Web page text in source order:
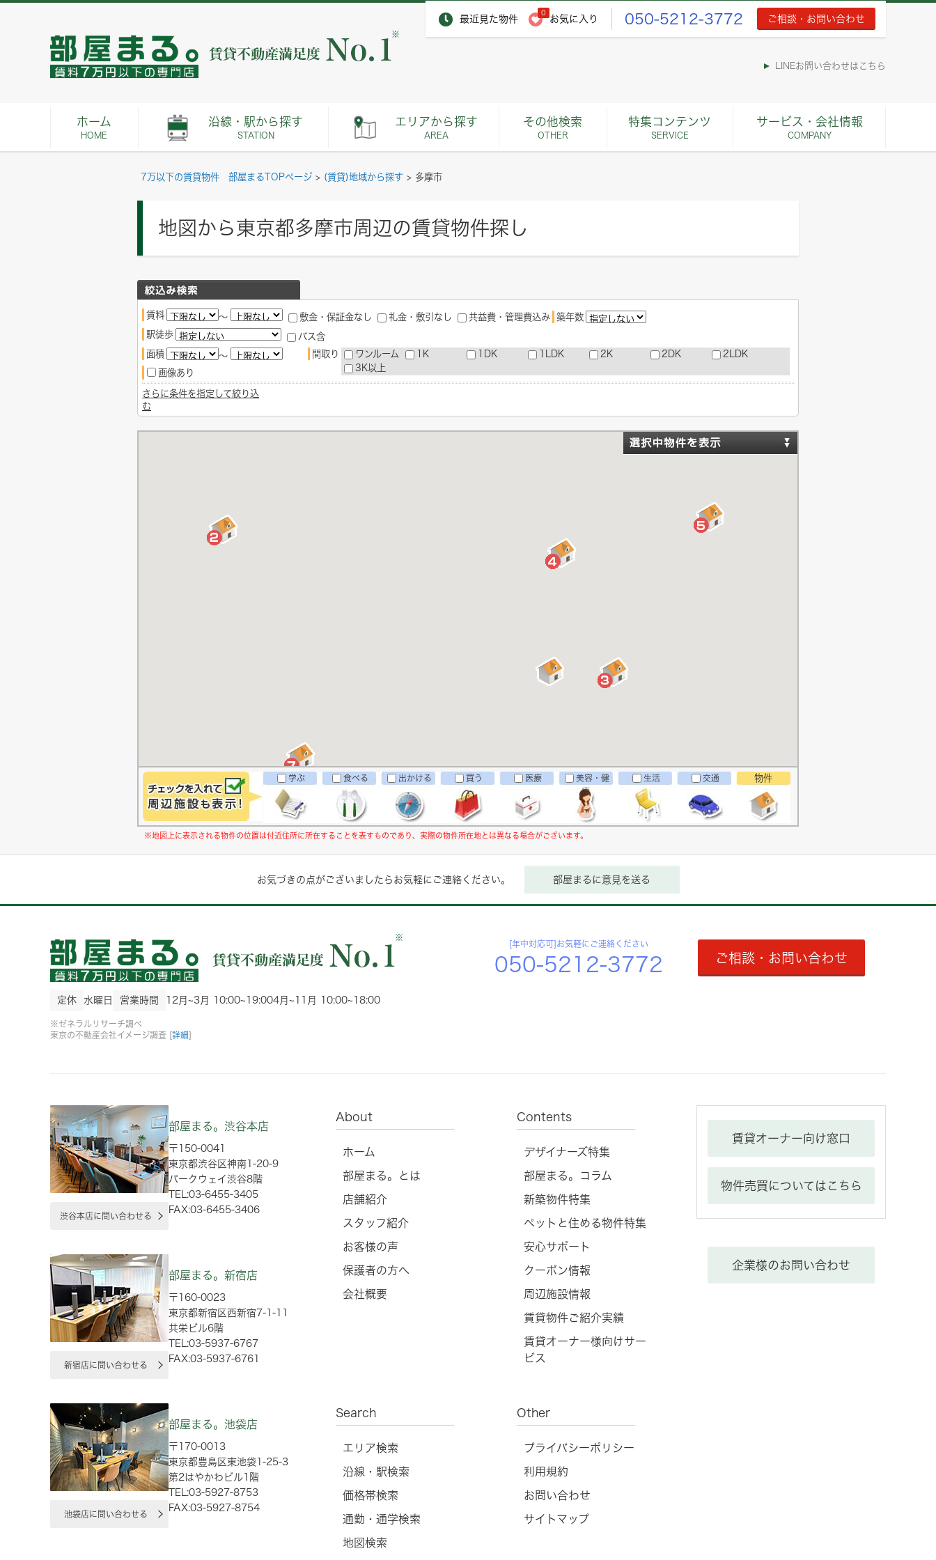
最近見た物件
0
お気に入り 050-5212-3772 ご相談・お問い合わせ
※
LINEお問い合わせはこちら
ホーム
HOME
沿線・駅から探す
STATION
エリアから探す
AREA
その他検索
OTHER
特集コンテンツ
SERVICE
サービス・会社情報
COMPANY
7万以下の賃貸物件 部屋まるTOPページ > (賃貸)地域から探す > 多摩市
地図から東京都多摩市周辺の賃貸物件探し
賃料 ～ 敷金・保証金なし 礼金・敷引なし 共益費・管理費込み
築年数
駅徒歩
バス含
面積
～
画像あり
間取り ワンルーム 1K 1DK 1LDK 2K 2DK
2LDK
3K以上
さらに条件を指定して絞り込
む
学ぶ 食べる 出かける 買う 医療
美容・健
康
生活 交通 物件
※地図上に表示される物件の位置は付近住所に所在することを表すものであり、実際の物件所在地とは異なる場合がございます。
お気づきの点がございましたらお気軽にご連絡ください。 部屋まるに意見を送る
※
定休 水曜日 営業時間 12月~3月 10:00~19:004月~11月 10:00~18:00
※ゼネラルリサーチ調べ
東京の不動産会社イメージ調査 [詳細]
[年中対応可]お気軽にご連絡ください
050-5212-3772 ご相談・お問い合わせ
渋谷本店に問い合わせる
部屋まる。渋谷本店
〒150-0041
東京都渋谷区神南1-20-9
パークウェイ渋谷8階
TEL:03-6455-3405
FAX:03-6455-3406
新宿店に問い合わせる
部屋まる。新宿店
〒160-0023
東京都新宿区西新宿7-1-11
共栄ビル6階
TEL:03-5937-6767
FAX:03-5937-6761
池袋店に問い合わせる
部屋まる。池袋店
〒170-0013
東京都豊島区東池袋1-25-3
第2はやかわビル1階
TEL:03-5927-8753
FAX:03-5927-8754
About
ホーム
部屋まる。とは
店舗紹介
スタッフ紹介
お客様の声
保護者の方へ
会社概要
Contents
デザイナーズ特集
部屋まる。コラム
新築物件特集
ペットと住める物件特集
安心サポート
クーポン情報
周辺施設情報
賃貸物件ご紹介実績
賃貸オーナー様向けサー
ビス
Search
エリア検索
沿線・駅検索
価格帯検索
通勤・通学検索
地図検索
Other
プライバシーポリシー
利用規約
お問い合わせ
サイトマップ
賃貸オーナー向け窓口
物件売買についてはこちら
企業様のお問い合わせ